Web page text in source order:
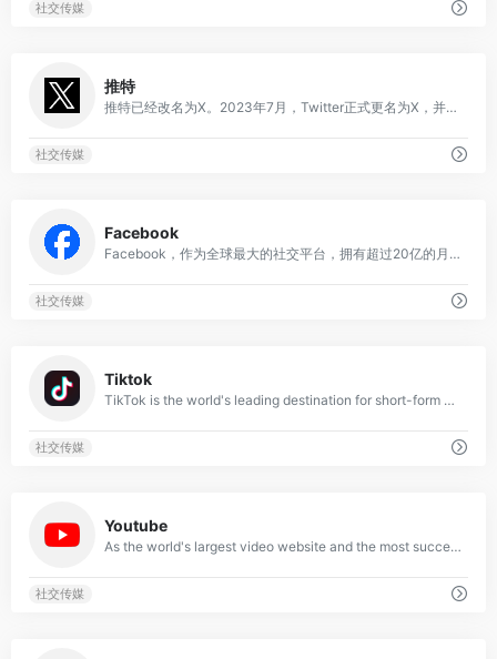
社交传媒
推特
推特已经改名为X。2023年7月，Twitter正式更名为X，并启用了新的“X”标志，取代了原有的蓝色小鸟标志。目前，Twitter.com的网址也会跳转到X.com。 更名背后的原因是，埃隆·马斯克希望将X打造成一个“超级应用程序”，一个集社交、通信、金融等功能于一体的平台，类似于中国的微信。他认为“Twitter”这个名字在新的愿景下已经不再适用，所以决定改名为X，并逐步淘汰所有与“鸟”相关的元素。
社交传媒
Facebook
Facebook，作为全球最大的社交平台，拥有超过20亿的月活跃用户。它不仅是一个分享生活、交流信息的场所，更是众多品牌和机构推广宣传的重要渠道。对于希望拓展社交影响力、结识新朋友或发现新机遇的你来说，Facebook无疑是一个不可多得的选择。Facebook，这个全球知名的在线社交网站，其命名灵感源于新学年的学生花名册。
社交传媒
Tiktok
TikTok is the world's leading destination for short-form mobile videos. Our mission is to capture and present the world's creativity, knowledge, and important moments in everyday life.TikTok empowers everyone to become a creator directly from their smartphone and is committed to building community by encouraging users to share their passion and creative expression through videos.TikTok has offices in Beijing, Berlin, Jakarta, London, Los Angeles, Moscow, Mumbai, Sao Paulo, Seoul, Shanghai, Singapore and Tokyo.
社交传媒
Youtube
As the world's largest video website and the most successful, powerful and influential online video service provider in the industry, YouTube's systems process tens of millions of video clips every day, providing high-level video uploading, distribution, display and browsing services to thousands of users worldwide.
社交传媒